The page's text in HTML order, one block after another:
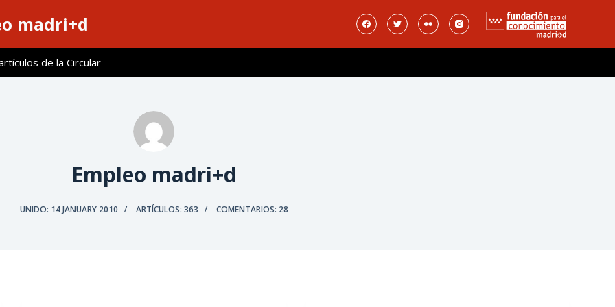
madri+d
de la Circular
Empleo madri+d
UNIDO: 14 JANUARY 2010 ARTÍCULOS: 363 COMENTARIOS: 28